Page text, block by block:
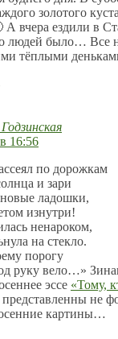
золотого
А вчера ездили в
людей было… Все
тёплыми
16:56
по дорожкам
и зари
ладошки,
изнутри!
ненароком,
на стекло.
порогу
руку вело…»
эссе «Тому,
не
картины…